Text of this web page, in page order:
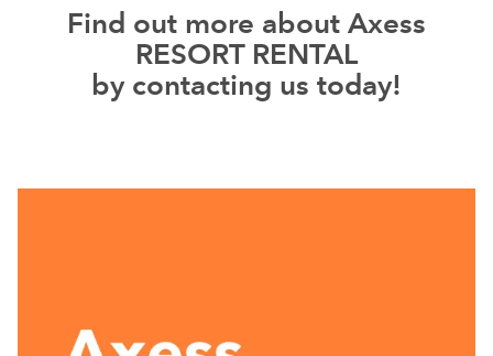
Find out more about Axess
RESORT RENTAL
by contacting us today!